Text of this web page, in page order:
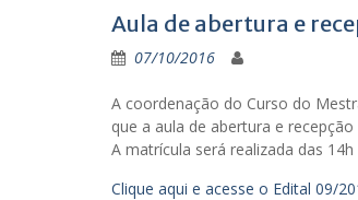
Aula de abertura e
07/10/2016
A coordenação do Curso do
que a aula de abertura e
A matrícula será realizada das
Clique aqui e acesse o Edital 09/